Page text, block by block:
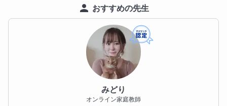
おすすめの先生
みどり
オンライン家庭教師